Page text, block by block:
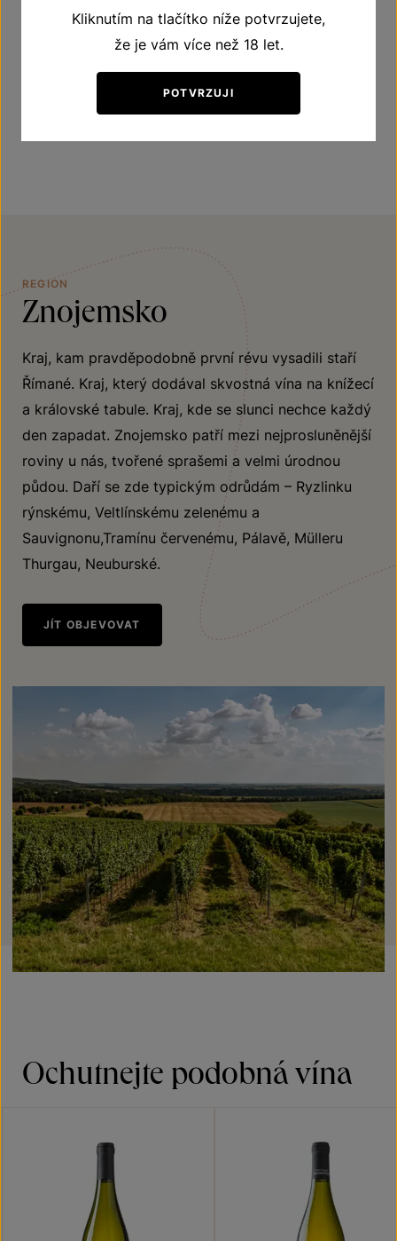
citrusů, černého bezu nebo šeříku. Chuť je příjemně
svěží, bohatá a připomíná čerstvě natrhané hrozny
révy, ale i tropické ovoce jako je kiwi nebo žlutý
meloun. Skvěle doplní ovocné saláty nebo lehké
REGION
Znojemsko
Kraj, kam pravděpodobně první révu vysadili staří
Římané. Kraj, který dodával skvostná vína na knížecí
a královské tabule. Kraj, kde se slunci nechce každý
den zapadat. Znojemsko patří mezi nejprosluněnější
roviny u nás, tvořené sprašemi a velmi úrodnou
půdou. Daří se zde typickým odrůdám – Ryzlinku
rýnskému, Veltlínskému zelenému a
Sauvignonu,Tramínu červenému, Pálavě, Mülleru
Thurgau, Neuburské.
JÍT OBJEVOVAT
Ochutnejte podobná vína
Kliknutím na tlačítko níže potvrzujete,
že je vám více než 18 let.
POTVRZUJI